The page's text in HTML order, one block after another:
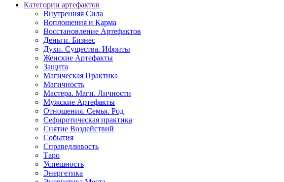
Категории артефактов
Внутренняя Сила
Воплощения и Карма
Восстановление Артефактов
Деньги. Бизнес
Духи. Существа. Ифриты
Женские Артефакты
Защита
Магическая Практика
Магичность
Мастера. Маги. Личности
Мужские Артефакты
Отношения. Семья. Род
Сефиротическая практика
Снятие Воздействий
События
Справедливость
Таро
Успешность
Энергетика